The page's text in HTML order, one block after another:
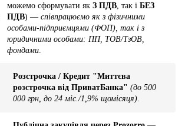
можемо сформувати як З ПДВ , так і БЕЗ
ПДВ) — співпрацюємо як з фізичними
особами-підприємцями (ФОП), так і з
юридичними особами: ПП, ТОВ/ТзОВ,
фондами
Розстрочка / Кредит "Миттєва
розстрочка від ПриватБанка" (до 500
000 грн, до 24 міс./1,9% щомісяця).